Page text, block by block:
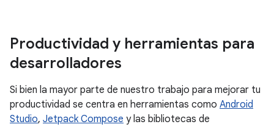
Productividad y herramientas para
desarrolladores
Si bien la mayor parte de nuestro trabajo para mejorar tu
productividad se centra en herramientas como Android
Studio, Jetpack Compose y las bibliotecas de